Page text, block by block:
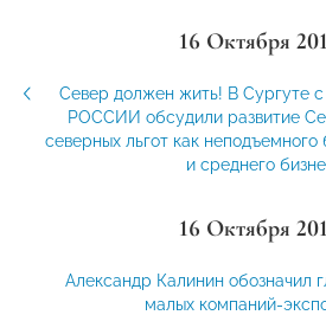
16 Октября
Север должен жить! В Сургуте
РОССИИ обсудили развитие
северных льгот как
и среднего
16 Октября
Александр Калинин обозначил
малых компаний-